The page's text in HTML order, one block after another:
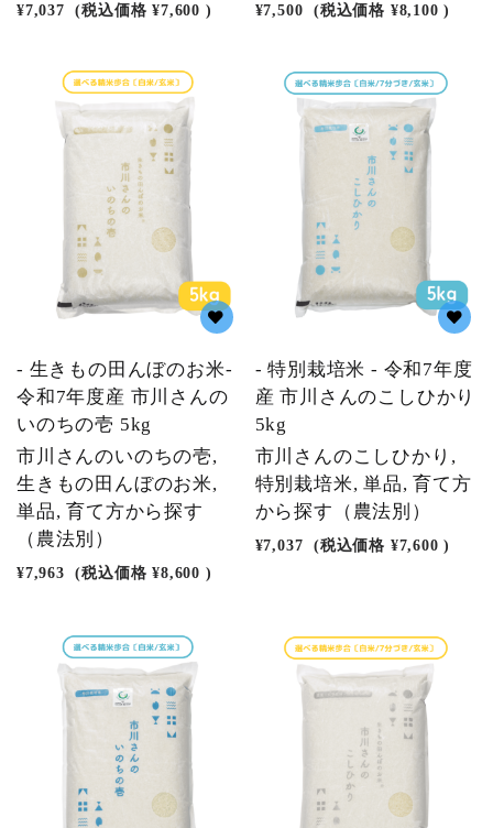
¥7,037 (税込価格 ¥7,600 ) ¥7,500 (税込価格 ¥8,100 )
- 生きもの田んぼのお米-
令和7年度産 市川さんの
いのちの壱 5kg
市川さんのいのちの壱,
生きもの田んぼのお米,
単品, 育て方から探す
（農法別）
¥7,963 (税込価格 ¥8,600 )
- 特別栽培米 - 令和7年度
産 市川さんのこしひかり
5kg
市川さんのこしひかり,
特別栽培米, 単品, 育て方
から探す（農法別）
¥7,037 (税込価格 ¥7,600 )